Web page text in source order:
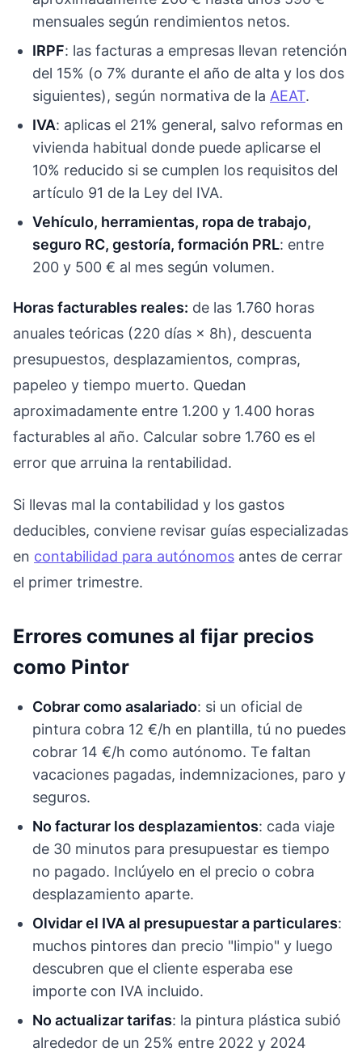
mensuales según rendimientos netos.
IRPF: las facturas a empresas llevan retención
del 15% (o 7% durante el año de alta y los dos
siguientes), según normativa de la AEAT.
IVA: aplicas el 21% general, salvo reformas en
vivienda habitual donde puede aplicarse el
10% reducido si se cumplen los requisitos del
artículo 91 de la Ley del IVA.
Vehículo, herramientas, ropa de trabajo,
seguro RC, gestoría, formación PRL: entre
200 y 500 € al mes según volumen.
Horas facturables reales: de las 1.760 horas
anuales teóricas (220 días × 8h), descuenta
presupuestos, desplazamientos, compras,
papeleo y tiempo muerto. Quedan
aproximadamente entre 1.200 y 1.400 horas
facturables al año. Calcular sobre 1.760 es el
error que arruina la rentabilidad.
Si llevas mal la contabilidad y los gastos
deducibles, conviene revisar guías especializadas
en contabilidad para autónomos antes de cerrar
el primer trimestre.
Errores comunes al fijar precios
como Pintor
Cobrar como asalariado: si un oficial de
pintura cobra 12 €/h en plantilla, tú no puedes
cobrar 14 €/h como autónomo. Te faltan
vacaciones pagadas, indemnizaciones, paro y
seguros.
No facturar los desplazamientos: cada viaje
de 30 minutos para presupuestar es tiempo
no pagado. Inclúyelo en el precio o cobra
desplazamiento aparte.
Olvidar el IVA al presupuestar a particulares:
muchos pintores dan precio "limpio" y luego
descubren que el cliente esperaba ese
importe con IVA incluido.
No actualizar tarifas: la pintura plástica subió
alrededor de un 25% entre 2022 y 2024